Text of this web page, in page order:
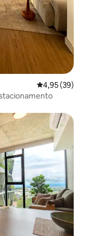
4,95 de uma
4,95 (39)